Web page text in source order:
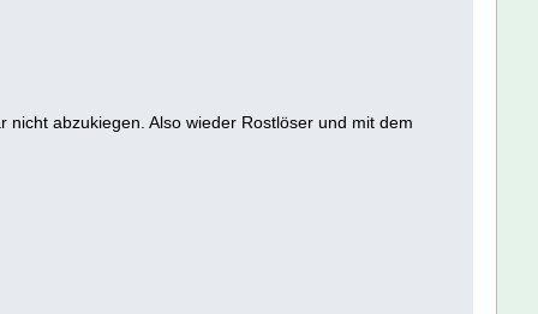
abzukiegen. Also wieder Rostlöser und mit dem